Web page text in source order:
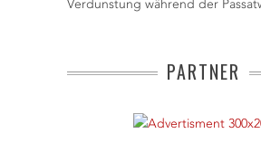
Verdunstung während der
PARTNER